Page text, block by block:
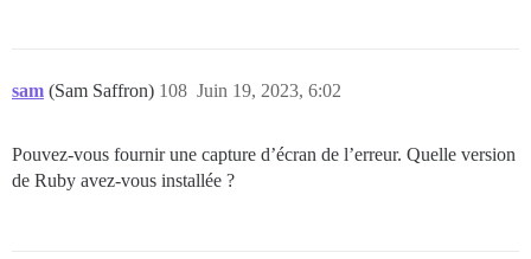
sam (Sam Saffron) Juin 19, 2023, 6:02
108
Pouvez-vous fournir une capture d’écran de l’erreur. Quelle version
de Ruby avez-vous installée ?